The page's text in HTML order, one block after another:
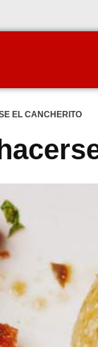
EL CANCHERITO